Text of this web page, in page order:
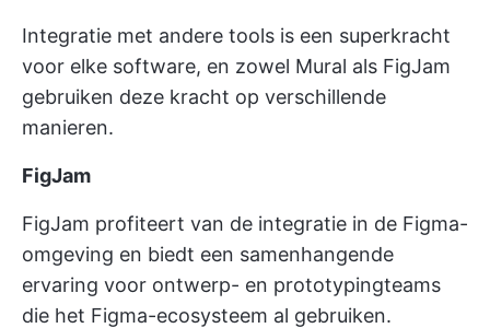
Integratie met andere tools is een superkracht
voor elke software, en zowel Mural als FigJam
gebruiken deze kracht op verschillende
manieren.
FigJam
FigJam profiteert van de integratie in de Figma-
omgeving en biedt een samenhangende
ervaring voor ontwerp- en prototypingteams
die het Figma-ecosysteem al gebruiken.